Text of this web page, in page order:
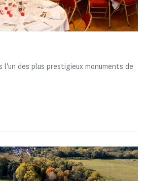
l'un des plus prestigieux monuments de